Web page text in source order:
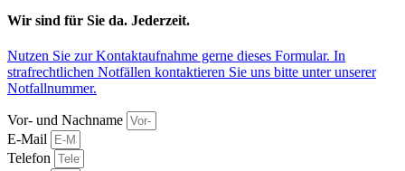
Wir sind für Sie da. Jederzeit.
Nutzen Sie zur Kontaktaufnahme gerne dieses Formular. In
strafrechtlichen Notfällen kontaktieren Sie uns bitte unter unserer
Notfallnummer.
Vor- und Nachname
E-Mail
Telefon